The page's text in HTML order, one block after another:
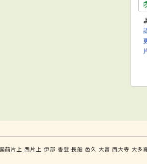
前片上 西片上 伊部 香登 長船 邑久 大富 西大寺 大多